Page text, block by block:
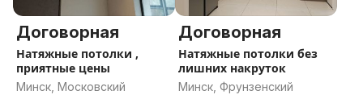
Договорная
Натяжные потолки ,
приятные цены
Минск, Московский
Договорная
Натяжные потолки без
лишних накруток
Минск, Фрунзенский